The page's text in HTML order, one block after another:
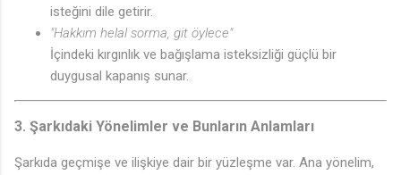
isteğini dile getirir.
"Hakkım helal sorma, git öylece"
İçindeki kırgınlık ve bağışlama isteksizliği güçlü bir
duygusal kapanış sunar.
3. Şarkıdaki Yönelimler ve Bunların Anlamları
Şarkıda geçmişe ve ilişkiye dair bir yüzleşme var. Ana yönelim,